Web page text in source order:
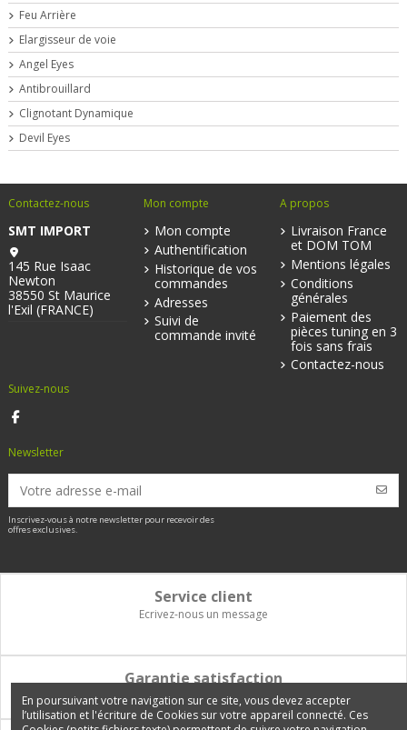
Feu Arrière
Elargisseur de voie
Angel Eyes
Antibrouillard
Clignotant Dynamique
Devil Eyes
Contactez-nous
SMT IMPORT
145 Rue Isaac
Newton
38550 St Maurice
l'Exil (FRANCE)
Mon compte
Mon compte
Authentification
Historique de vos
commandes
Adresses
Suivi de
commande invité
A propos
Livraison France
et DOM TOM
Mentions légales
Conditions
générales
Paiement des
pièces tuning en 3
fois sans frais
Contactez-nous
Suivez-nous
Newsletter
Inscrivez-vous à notre newsletter pour recevoir des
offres exclusives.
Service client
Ecrivez-nous un message
Garantie satisfaction
Vous disposez de 14 jours pour changer d'avis et être remboursé
En poursuivant votre navigation sur ce site, vous devez accepter
l’utilisation et l'écriture de Cookies sur votre appareil connecté. Ces